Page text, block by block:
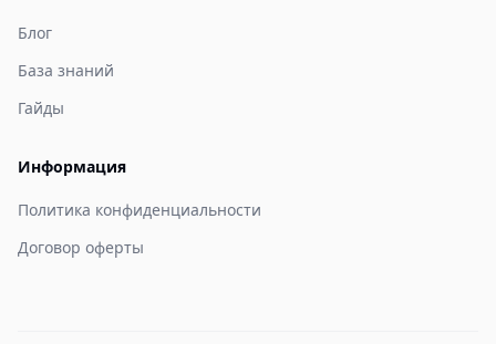
Блог
База знаний
Гайды
Информация
Политика конфиденциальности
Договор оферты